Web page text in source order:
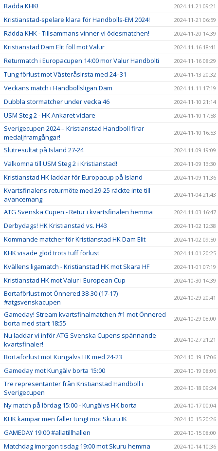
Rädda KHK! 2024-11-21 09:21
Kristianstad-spelare klara för Handbolls-EM 2024! 2024-11-21 06:59
Rädda KHK - Tillsammans vinner vi ödesmatchen! 2024-11-20 14:39
Kristianstad Dam Elit föll mot Valur 2024-11-16 18:41
Returmatch i Europacupen 14:00 mor Valur Handbolti 2024-11-16 08:29
Tung förlust mot VästeråsIrsta med 24–31 2024-11-13 20:32
Veckans match i Handbollsligan Dam 2024-11-11 17:19
Dubbla stormatcher under vecka 46 2024-11-10 21:14
USM Steg 2 - HK Ankaret vidare 2024-11-10 17:58
Sverigecupen 2024 – Kristianstad Handboll firar
medaljframgångar!
2024-11-10 16:53
Slutresultat på Island 27-24 2024-11-09 19:09
Välkomna till USM Steg 2 i Kristianstad! 2024-11-09 13:30
Kristianstad HK laddar för Europacup på Island 2024-11-09 11:36
Kvartsfinalens returmöte med 29-25 räckte inte till
avancemang
2024-11-04 21:43
ATG Svenska Cupen - Retur i kvartsfinalen hemma 2024-11-03 16:47
Derbydags! HK Kristianstad vs. H43 2024-11-02 12:38
Kommande matcher för Kristianstad HK Dam Elit 2024-11-02 09:50
KHK visade glöd trots tuff förlust 2024-11-01 20:25
Kvällens ligamatch - Kristianstad HK mot Skara HF 2024-11-01 07:19
Kristianstad HK mot Valur i European Cup 2024-10-30 14:39
Bortaförlust mot Önnered 38-30 (17-17)
#atgsvenskacupen
2024-10-29 20:41
Gameday! Stream kvartsfinalmatchen #1 mot Önnered
borta med start 18:55
2024-10-29 08:00
Nu laddar vi inför ATG Svenska Cupens spännande
kvartsfinaler!
2024-10-27 21:21
Bortaförlust mot Kungälvs HK med 24-23 2024-10-19 17:06
Gameday mot Kungälv borta 15:00 2024-10-19 08:06
Tre representanter från Kristianstad Handboll i
Sverigecupen
2024-10-18 09:24
Ny match på lördag 15:00 - Kungälvs HK borta 2024-10-17 00:04
KHK kämpar men faller tungt mot Skuru IK 2024-10-15 20:26
GAMEDAY 19:00 #allatillhallen 2024-10-15 08:00
Matchdag imorgon tisdag 19:00 mot Skuru hemma 2024-10-14 10:36